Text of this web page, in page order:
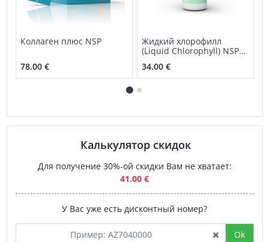
Коллаген плюс NSP
78.00 €
Жидкий хлорофилл
(Liquid Chlorophyll) NSP
внутрь
34.00 €
Калькулятор скидок
Для получение 30%-ой скидки Вам не хватает:
41.00 €
У Вас уже есть дисконтный номер?
Ok